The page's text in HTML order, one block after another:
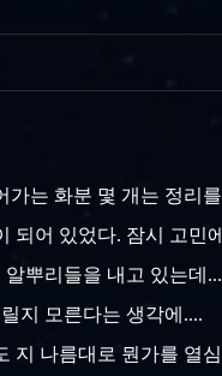
는 화분 몇 개는 정리
되어 있었다. 잠시 고민
뿌리들을 내고 있는
지 모른다는 생각에....
나름대로 뭔가를 열